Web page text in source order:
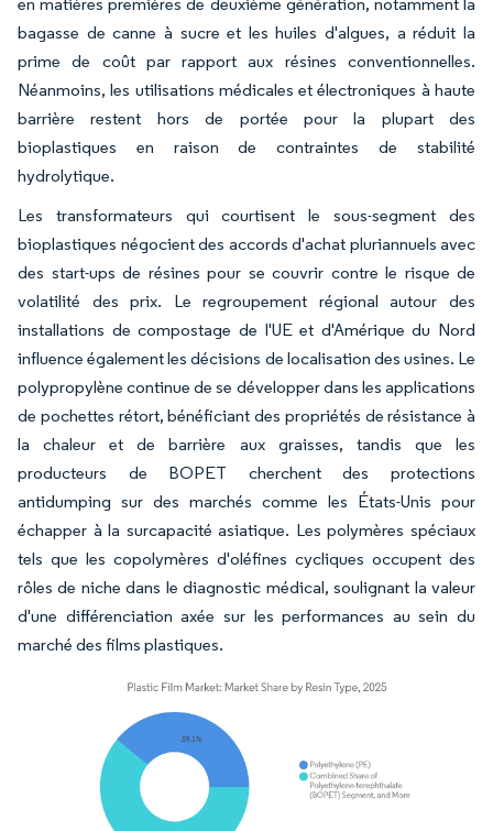
bagasse de canne à sucre et les huiles d'algues, a réduit la
prime de coût par rapport aux résines conventionnelles.
Néanmoins, les utilisations médicales et électroniques à haute
barrière restent hors de portée pour la plupart des
bioplastiques en raison de contraintes de stabilité
hydrolytique.
Les transformateurs qui courtisent le sous-segment des
bioplastiques négocient des accords d'achat pluriannuels avec
des start-ups de résines pour se couvrir contre le risque de
volatilité des prix. Le regroupement régional autour des
installations de compostage de l'UE et d'Amérique du Nord
influence également les décisions de localisation des usines. Le
polypropylène continue de se développer dans les applications
de pochettes rétort, bénéficiant des propriétés de résistance à
la chaleur et de barrière aux graisses, tandis que les
producteurs de BOPET cherchent des protections
antidumping sur des marchés comme les États-Unis pour
échapper à la surcapacité asiatique. Les polymères spéciaux
tels que les copolymères d'oléfines cycliques occupent des
rôles de niche dans le diagnostic médical, soulignant la valeur
d'une différenciation axée sur les performances au sein du
marché des films plastiques.